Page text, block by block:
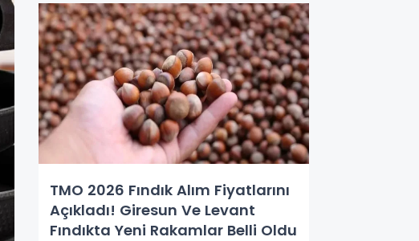
TMO 2026 Fındık Alım Fiyatlarını
Açıkladı! Giresun Ve Levant
Fındıkta Yeni Rakamlar Belli Oldu